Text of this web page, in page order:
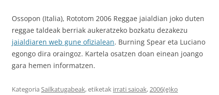
Ossopon (Italia), Rototom 2006 Reggae jaialdian joko duten
reggae taldeak berriak aukeratzeko bozkatu dezakezu
jaialdiaren web gune ofizialean. Burning Spear eta Luciano
egongo dira oraingoz. Kartela osatzen doan einean joango
gara hemen informatzen.
Kategoria Sailkatugabeak, etiketak irrati saioak,2006(e)ko